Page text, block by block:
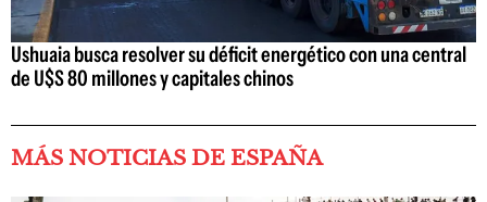
Ushuaia busca resolver su déficit energético con una central
de U$S 80 millones y capitales chinos
MÁS NOTICIAS DE ESPAÑA